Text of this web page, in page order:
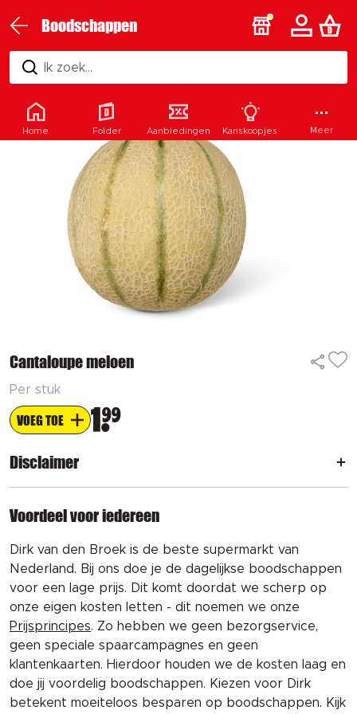
Boodschappen
Ik zoek...
Cantaloupe meloen
Per stuk
VOEG TOE 1 99
Disclaimer
Voordeel voor iedereen
Dirk van den Broek is de beste supermarkt van
Nederland. Bij ons doe je de dagelijkse boodschappen
voor een lage prijs. Dit komt doordat we scherp op
onze eigen kosten letten - dit noemen we onze
Prijsprincipes. Zo hebben we geen bezorgservice,
geen speciale spaarcampagnes en geen
klantenkaarten. Hierdoor houden we de kosten laag en
doe jij voordelig boodschappen. Kiezen voor Dirk
betekent moeiteloos besparen op boodschappen. Kijk
Home Folder Aanbiedingen Kanskoopjes Meer